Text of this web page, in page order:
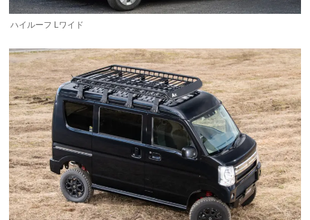
ハイルーフ Lワイド